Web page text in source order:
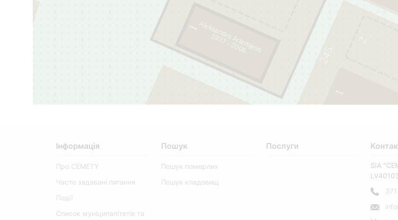
247
245
1
2
1Aleksandrs Artemjevs
1937-200
6
Інформація
Про CEMETY
Часто задавані питання
Події
Список муніципалітетів та
Пошук
Пошук померлих
Пошук кладовищ
Послуги
SIA